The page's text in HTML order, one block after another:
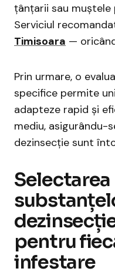
țânțarii sau
Serviciul
Timisoara —
Prin urmare, o
specifice permite
adapteze rapid și
mediu, asigurându-
dezinsecție sunt
pentru
infestare